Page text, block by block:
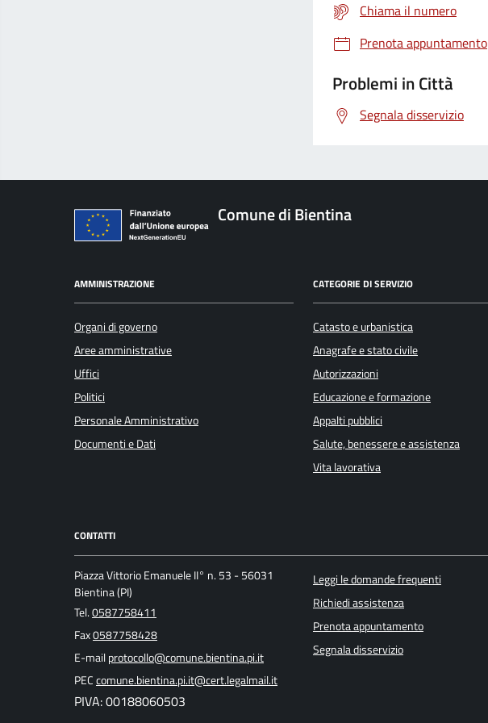
Chiama il numero
Prenota appuntamento
Problemi in Città
Segnala disservizio
Comune di Bientina
AMMINISTRAZIONE
Organi di governo
Aree amministrative
Uffici
Politici
Personale Amministrativo
Documenti e Dati
CATEGORIE DI SERVIZIO
Catasto e urbanistica
Anagrafe e stato civile
Autorizzazioni
Educazione e formazione
Appalti pubblici
Salute, benessere e assistenza
Vita lavorativa
CONTATTI
Piazza Vittorio Emanuele II° n. 53 - 56031
Bientina (PI)
Tel.0587758411
Fax0587758428
E-mailprotocollo@comune.bientina.pi.it
PECcomune.bientina.pi.it@cert.legalmail.it
PIVA: 00188060503
Leggi le domande frequenti
Richiedi assistenza
Prenota appuntamento
Segnala disservizio